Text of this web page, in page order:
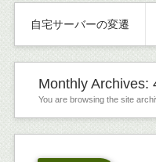
自宅サーバーの変遷
Monthly Archives:
You are browsing the site